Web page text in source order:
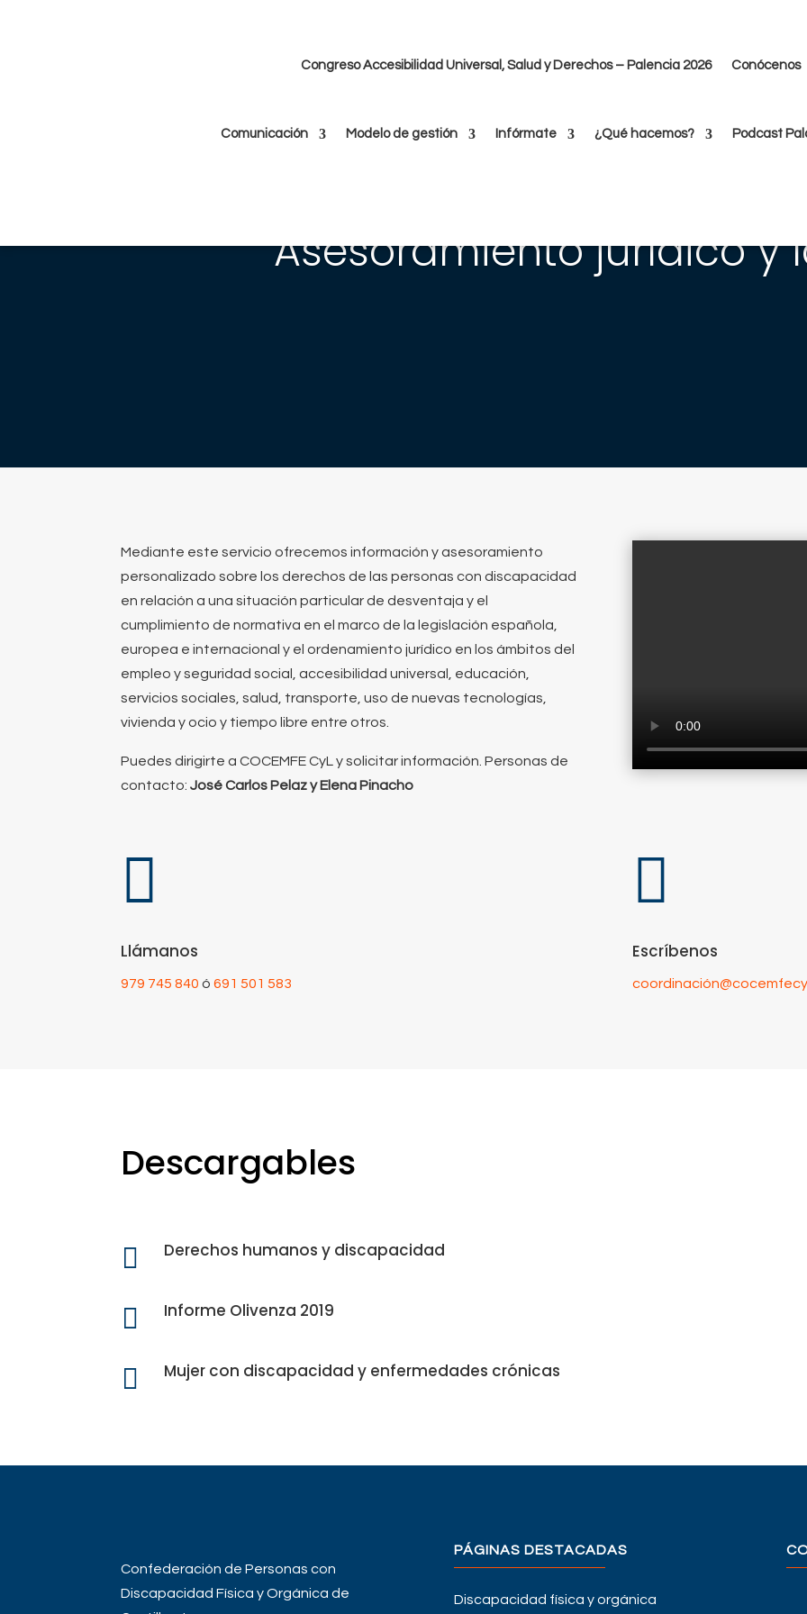
Congreso Accesibilidad Universal, Salud y Derechos – Palencia 2026 Conócenos
Comunicación Modelo de gestión Infórmate ¿Qué hacemos? Podcast
Asesoramiento jurídico y
Mediante este servicio ofrecemos información y asesoramiento
personalizado sobre los derechos de las personas con discapacidad
en relación a una situación particular de desventaja y el
cumplimiento de normativa en el marco de la legislación española,
europea e internacional y el ordenamiento jurídico en los ámbitos del
empleo y seguridad social, accesibilidad universal, educación,
servicios sociales, salud, transporte, uso de nuevas tecnologías,
vivienda y ocio y tiempo libre entre otros.
Puedes dirigirte a COCEMFE CyL y solicitar información. Personas de
contacto:José Carlos Pelaz y Elena Pinacho

Llámanos
979 745 840 ó691 501 583

Escríbenos
Descargables
 Derechos humanos y discapacidad
 Informe Olivenza 2019
 Mujer con discapacidad y enfermedades crónicas
Confederación de Personas con
Discapacidad Física y Orgánica de
PÁGINAS DESTACADAS
Discapacidad física y orgánica